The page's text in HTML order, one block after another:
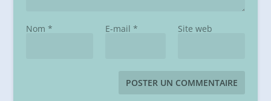
Nom * E-mail * Site web